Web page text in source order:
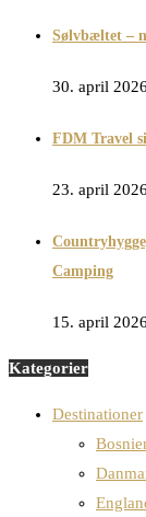
Sølvbæltet –
30. april 2026
FDM Travel
23. april 2026
Camping
15. april 2026
Kategorier
Destinationer